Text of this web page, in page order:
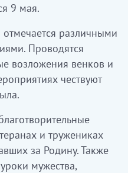
9 мая.
различными
Проводятся
возложения венков и
чествуют
и тружениках
за Родину. Также
мужества,